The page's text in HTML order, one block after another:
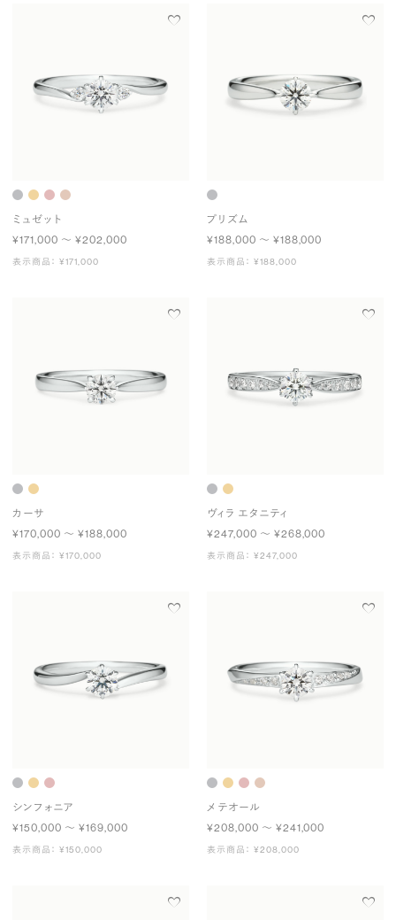
ミュゼット
¥171,000 〜 ¥202,000
表示商品： ¥171,000
プリズム
¥188,000 〜 ¥188,000
表示商品： ¥188,000
カーサ
¥170,000 〜 ¥188,000
表示商品： ¥170,000
ヴィラ エタニティ
¥247,000 〜 ¥268,000
表示商品： ¥247,000
シンフォニア
¥150,000 〜 ¥169,000
表示商品： ¥150,000
メテオール
¥208,000 〜 ¥241,000
表示商品： ¥208,000